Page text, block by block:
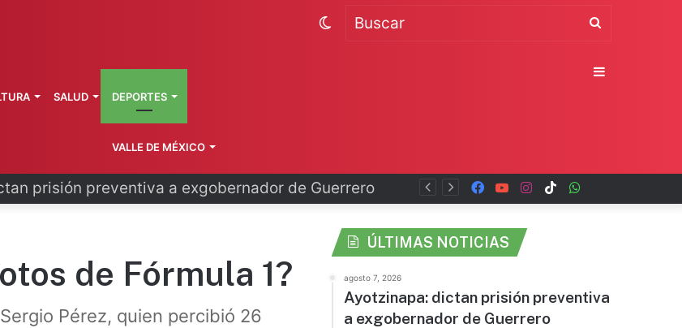
tras polémico plan de FIFA TikTok
Instagram
YouTube
Facebook
SALUD DEPORTES
VALLE DE MÉXICO
Buscar
Switch
Sidebar
de Fórmula 1?
Pérez, quien percibió 26
ÚLTIMAS NOTICIAS
agosto 7, 2026
Ayotzinapa: dictan prisión preventiva
a exgobernador de Guerrero